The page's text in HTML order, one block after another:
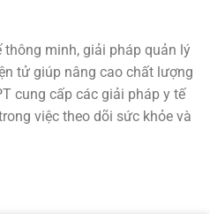
thông minh, giải pháp quản lý
tử giúp nâng cao chất lượng
cung cấp các giải pháp y tế
việc theo dõi sức khỏe và